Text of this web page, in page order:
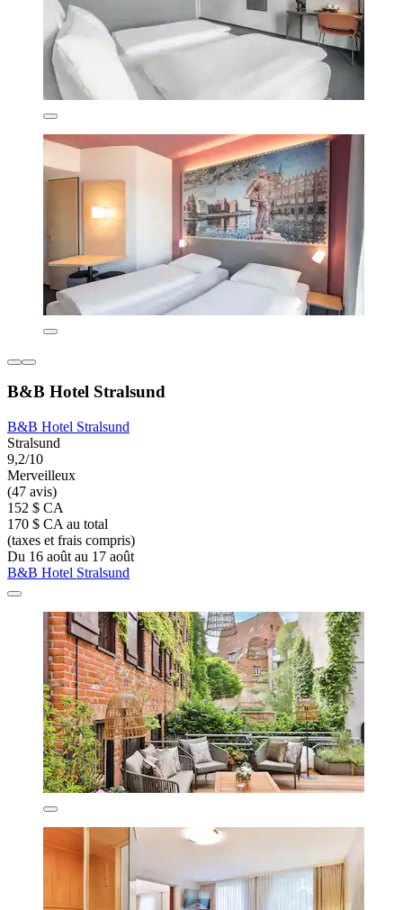
B&B Hotel Stralsund
B&B Hotel Stralsund
Stralsund
9,2/10
Merveilleux
(47 avis)
152 $ CA
170 $ CA au total
(taxes et frais compris)
Du 16 août au 17 août
B&B Hotel Stralsund